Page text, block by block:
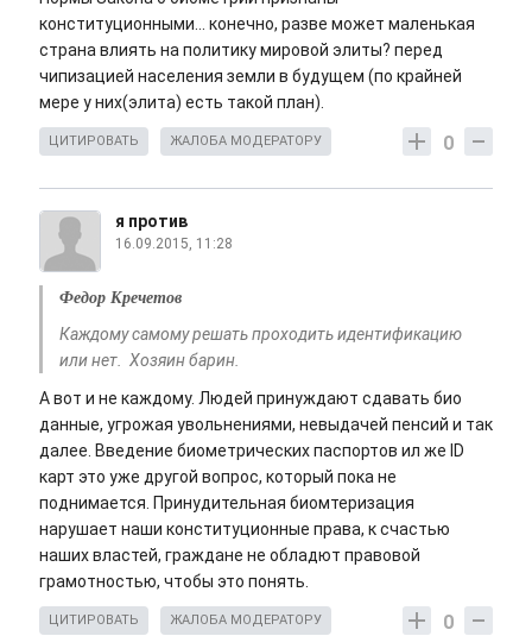
конституционными... конечно, разве может маленькая
страна влиять на политику мировой элиты? перед
чипизацией населения земли в будущем (по крайней
мере у них(элита) есть такой план).
0
ЦИТИРОВАТЬ ЖАЛОБА МОДЕРАТОРУ
я против
16.09.2015, 11:28
Федор Кречетов
Каждому самому решать проходить идентификацию
или нет. Хозяин барин.
А вот и не каждому. Людей принуждают сдавать био
данные, угрожая увольнениями, невыдачей пенсий и так
далее. Введение биометрических паспортов ил же ID
карт это уже другой вопрос, который пока не
поднимается. Принудительная биомтеризация
нарушает наши конституционные права, к счастью
наших властей, граждане не обладют правовой
грамотностью, чтобы это понять.
0
ЦИТИРОВАТЬ ЖАЛОБА МОДЕРАТОРУ